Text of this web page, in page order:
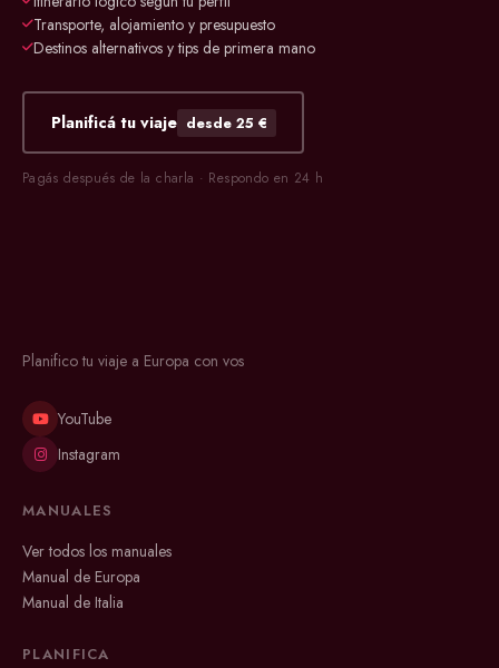
Transporte, alojamiento y presupuesto
Destinos alternativos y tips de primera mano
Planificá tu viaje desde 25 €
Pagás después de la charla · Respondo en 24 h
Planifico tu viaje a Europa con vos
YouTube
Instagram
MANUALES
Ver todos los manuales
Manual de Europa
Manual de Italia
PLANIFICA